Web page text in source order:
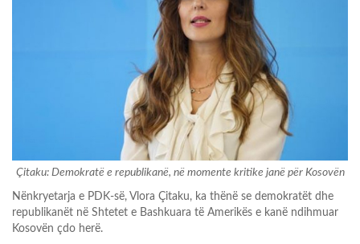
Çitaku: Demokratë e republikanë, në momente kritike janë për Kosovën
Nënkryetarja e PDK-së, Vlora Çitaku, ka thënë se demokratët dhe
republikanët në Shtetet e Bashkuara të Amerikës e kanë ndihmuar
Kosovën çdo herë.